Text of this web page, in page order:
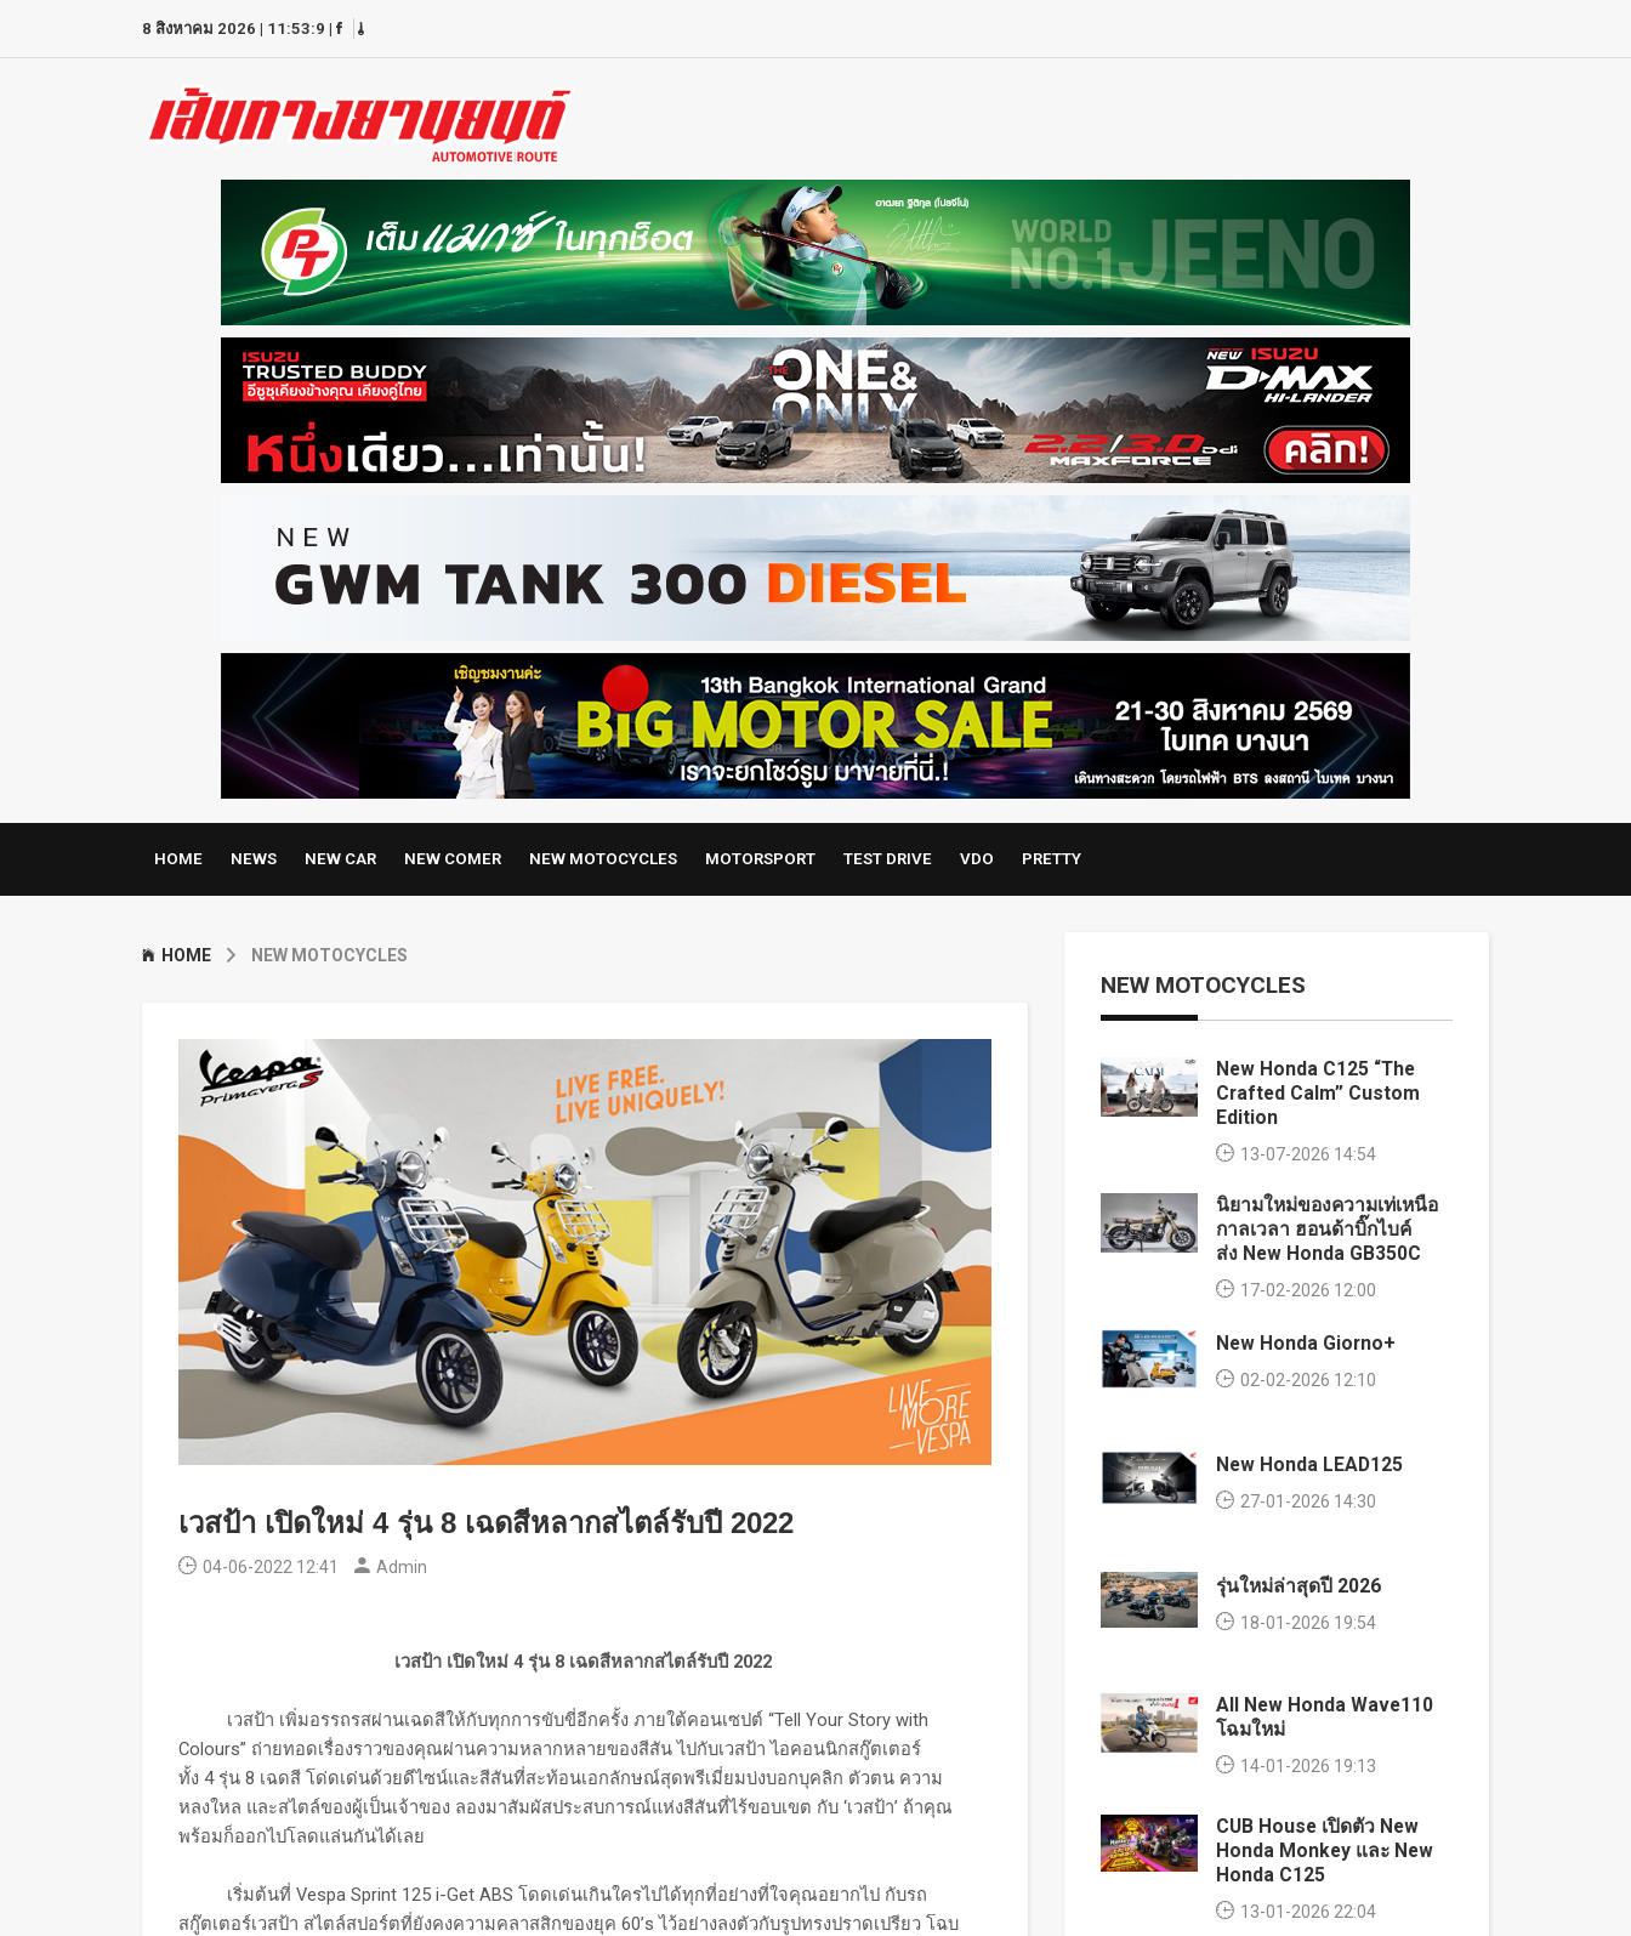
8 สิงหาคม 2026 | 11:53:9 |
HOME NEWS NEW CAR NEW COMER NEW MOTOCYCLES MOTORSPORT TEST DRIVE VDO PRETTY
HOME NEW MOTOCYCLES
เวสป้า เปิดใหม่ 4 รุ่น 8 เฉดสีหลากสไตล์รับปี 2022
04-06-2022 12:41 Admin
เวสป้า เปิดใหม่ 4 รุ่น 8 เฉดสีหลากสไตล์รับปี 2022
เวสป้า เพิ่มอรรถรสผ่านเฉดสีให้กับทุกการขับขี่อีกครั้ง ภายใต้คอนเซปต์ “Tell Your Story with
Colours” ถ่ายทอดเรื่องราวของคุณผ่านความหลากหลายของสีสัน ไปกับเวสป้า ไอคอนนิกสกู๊ตเตอร์
ทั้ง 4 รุ่น 8 เฉดสี โด่ดเด่นด้วยดีไซน์และสีสันที่สะท้อนเอกลักษณ์สุดพรีเมี่ยมบ่งบอกบุคลิก ตัวตน ความ
หลงใหล และสไตล์ของผู้เป็นเจ้าของ ลองมาสัมผัสประสบการณ์แห่งสีสันที่ไร้ขอบเขต กับ ‘เวสป้า’ ถ้าคุณ
พร้อมก็ออกไปโลดแล่นกันได้เลย
เริ่มต้นที่ Vespa Sprint 125 i-Get ABS โดดเด่นเกินใครไปได้ทุกที่อย่างที่ใจคุณอยากไป กับรถ
สกู๊ตเตอร์เวสป้า สไตล์สปอร์ตที่ยังคงความคลาสสิกของยุค 60’s ไว้อย่างลงตัวกับรูปทรงปราดเปรียว โฉบ
NEW MOTOCYCLES
New Honda C125 “The
Crafted Calm” Custom
Edition
13-07-2026 14:54
นิยามใหม่ของความเท่เหนือ
กาลเวลา ฮอนด้าบิ๊กไบค์
ส่ง New Honda GB350C
17-02-2026 12:00
New Honda Giorno+
02-02-2026 12:10
New Honda LEAD125
27-01-2026 14:30
รุ่นใหม่ล่าสุดปี 2026
18-01-2026 19:54
All New Honda Wave110
โฉมใหม่
14-01-2026 19:13
CUB House เปิดตัว New
Honda Monkey และ New
Honda C125
13-01-2026 22:04